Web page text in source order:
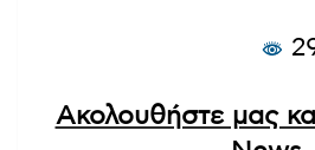
Ακολουθήστε μας